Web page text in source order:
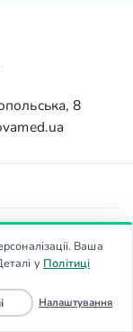
8
вашого здоров'я.
лікаря і має
у
офертою.
Ваша
у Політиці
файли cookieНалаштування